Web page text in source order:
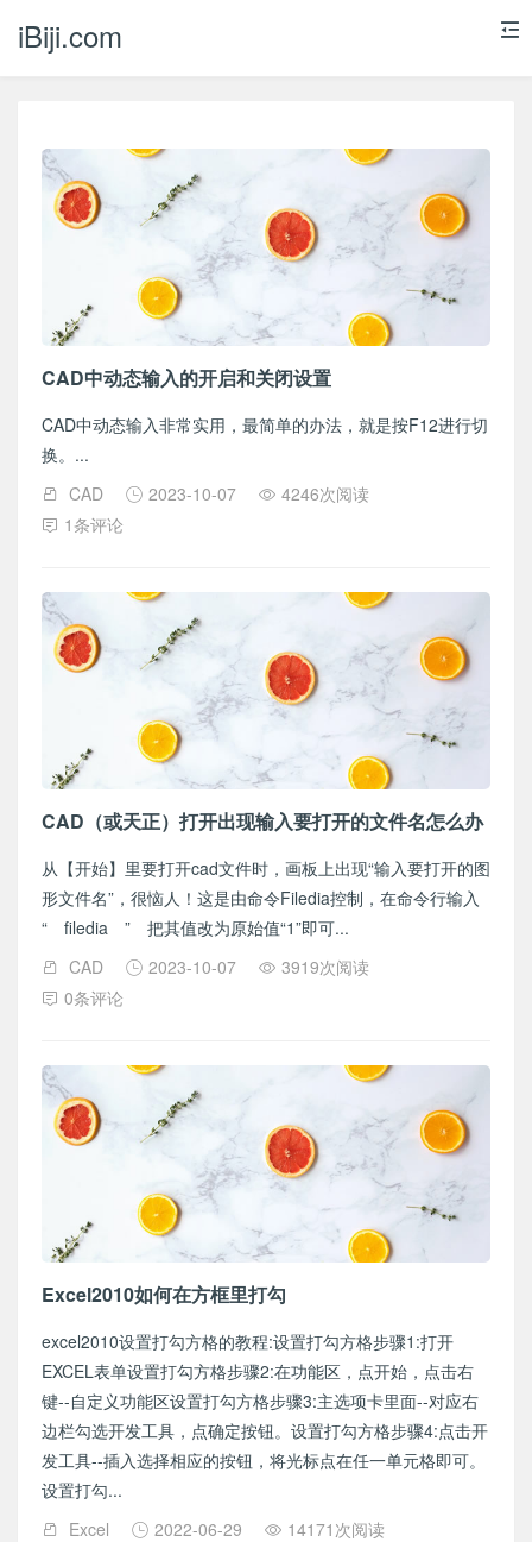
iBiji.com
CAD中动态输入的开启和关闭设置
CAD中动态输入非常实用，最简单的办法，就是按F12进行切
换。...
CAD
2023-10-07
4246次阅读
1条评论
CAD（或天正）打开出现输入要打开的文件名怎么办
从【开始】里要打开cad文件时，画板上出现“输入要打开的图
形文件名”，很恼人！这是由命令Filedia控制，在命令行输入
“ filedia ” 把其值改为原始值“1”即可...
CAD
2023-10-07
3919次阅读
0条评论
Excel2010如何在方框里打勾
excel2010设置打勾方格的教程:设置打勾方格步骤1:打开
EXCEL表单设置打勾方格步骤2:在功能区，点开始，点击右
键--自定义功能区设置打勾方格步骤3:主选项卡里面--对应右
边栏勾选开发工具，点确定按钮。设置打勾方格步骤4:点击开
发工具--插入选择相应的按钮，将光标点在任一单元格即可。
设置打勾...
Excel
2022-06-29
14171次阅读